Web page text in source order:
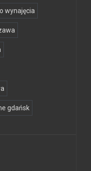
wynajęcia
gdańsk